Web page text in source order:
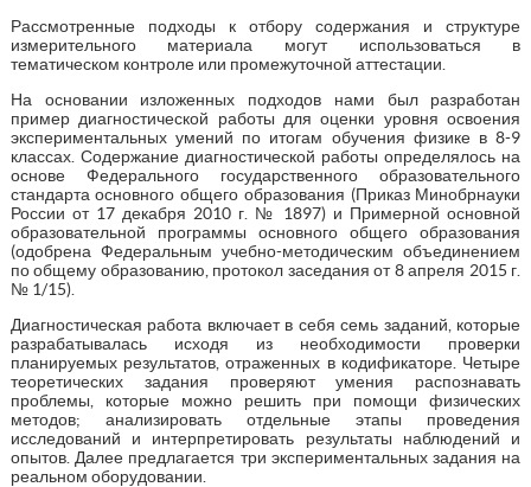
Рассмотренные подходы к отбору содержания и структуре
измерительного материала могут использоваться в
тематическом контроле или промежуточной аттестации.
На основании изложенных подходов нами был разработан
пример диагностической работы для оценки уровня освоения
экспериментальных умений по итогам обучения физике в 8-9
классах. Содержание диагностической работы определялось на
основе Федерального государственного образовательного
стандарта основного общего образования (Приказ Минобрнауки
России от 17 декабря 2010 г. № 1897) и Примерной основной
образовательной программы основного общего образования
(одобрена Федеральным учебно-методическим объединением
по общему образованию, протокол заседания от 8 апреля 2015 г.
№ 1/15).
Диагностическая работа включает в себя семь заданий, которые
разрабатывалась исходя из необходимости проверки
планируемых результатов, отраженных в кодификаторе. Четыре
теоретических задания проверяют умения распознавать
проблемы, которые можно решить при помощи физических
методов; анализировать отдельные этапы проведения
исследований и интерпретировать результаты наблюдений и
опытов. Далее предлагается три экспериментальных задания на
реальном оборудовании.